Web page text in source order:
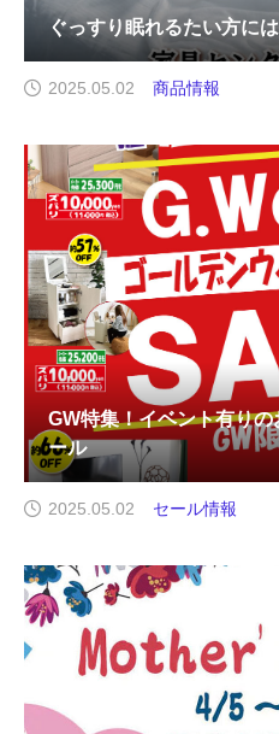
ぐっすり眠れるたい方
2025.05.02 商品情報
GW特集！イベント有り
ール
2025.05.02 セール情報